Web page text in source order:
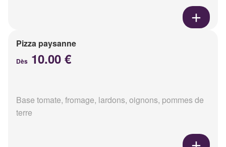
Pizza paysanne
Dès 10.00 €
Base tomate, fromage, lardons, oignons, pommes de
terre